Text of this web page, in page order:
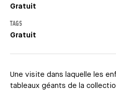
Gratuit
TAGS
Gratuit
Une visite dans laquelle les
tableaux géants de la